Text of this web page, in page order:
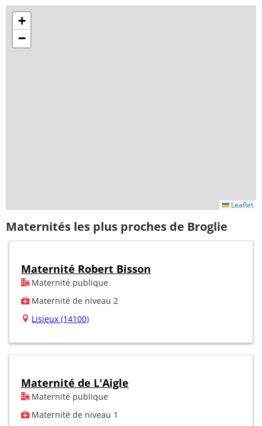
+
−
Leaflet
Maternités les plus proches de Broglie
Maternité Robert Bisson
Maternité publique
Maternité de niveau 2
Lisieux (14100)
Maternité de L'Aigle
Maternité publique
Maternité de niveau 1